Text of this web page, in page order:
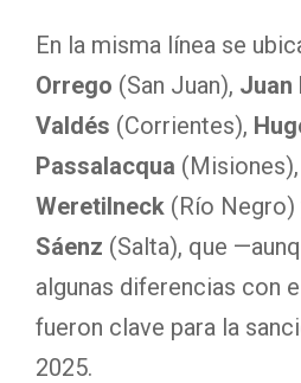
En la misma línea se
Orrego (San Juan), Juan
Valdés (Corrientes),
Passalacqua (Misiones),
Weretilneck (Río Negro)
Sáenz (Salta), que
algunas diferencias con
fueron clave para la
2025.